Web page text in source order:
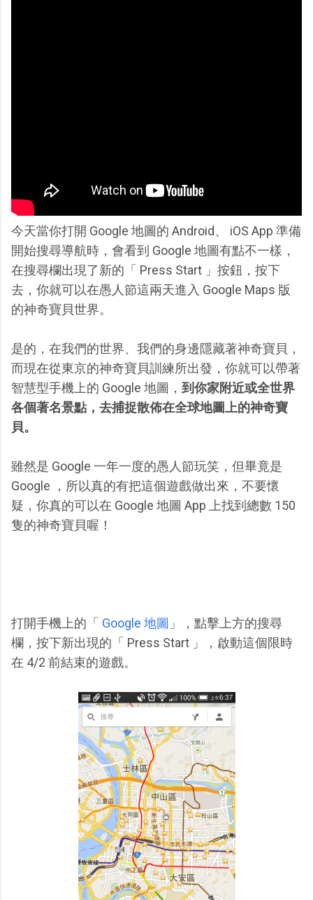
今天當你打開 Google 地圖的 Android、 iOS App 準備
開始搜尋導航時，會看到 Google 地圖有點不一樣，
在搜尋欄出現了新的「 Press Start 」按鈕，按下
去，你就可以在愚人節這兩天進入 Google Maps 版
的神奇寶貝世界。
是的，在我們的世界、我們的身邊隱藏著神奇寶貝，
而現在從東京的神奇寶貝訓練所出發，你就可以帶著
智慧型手機上的 Google 地圖， 到你家附近或全世界
各個著名景點，去捕捉散佈在全球地圖上的神奇寶
貝。
雖然是 Google 一年一度的愚人節玩笑，但畢竟是
Google ，所以真的有把這個遊戲做出來，不要懷
疑，你真的可以在 Google 地圖 App 上找到總數 150
隻的神奇寶貝喔！
打開手機上的「 Google 地圖 」，點擊上方的搜尋
欄，按下新出現的「 Press Start 」，啟動這個限時
在 4/2 前結束的遊戲。